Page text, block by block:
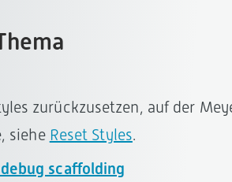
zurückzusetzen, auf der
siehe Reset Styles.
scaffolding